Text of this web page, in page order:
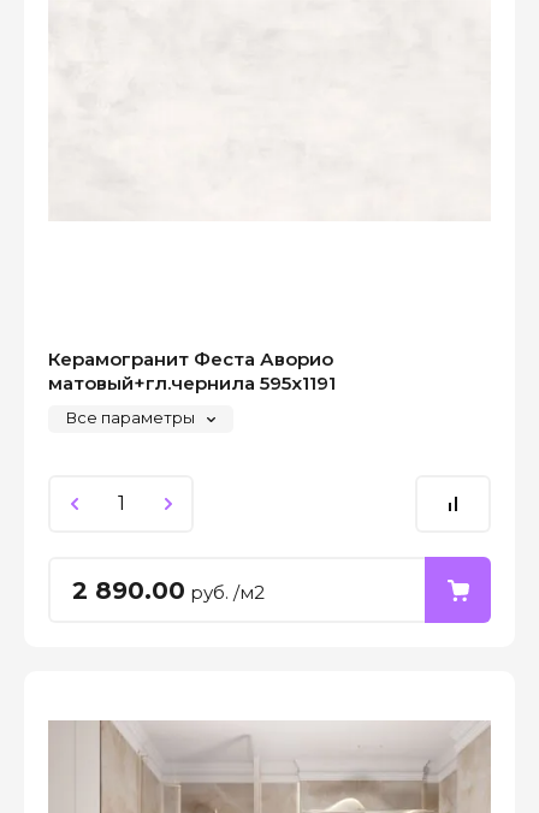
Керамогранит Феста Аворио
матовый+гл.чернила 595x1191
Все параметры
2 890.00 руб. /м2